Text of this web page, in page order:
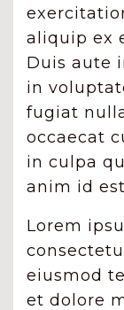
aliquip ex
Duis aute
in
fugiat
occaecat
in culpa
anim id
Lorem
eiusmod
et dolore